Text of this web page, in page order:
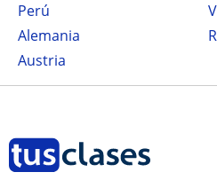
Perú
Alemania
Austria